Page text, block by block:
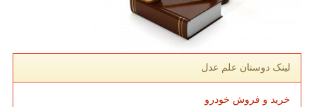
لینک دوستان علم عدل
خرید و فروش خودرو